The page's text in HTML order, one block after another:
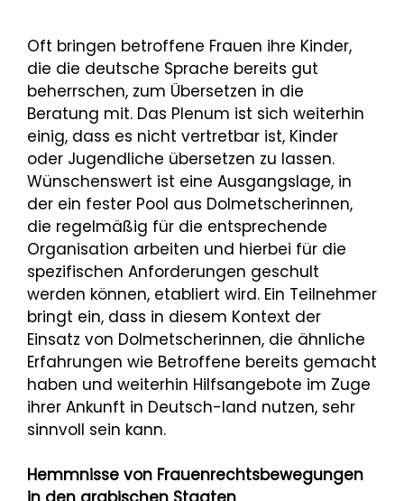
Oft bringen betroffene Frauen ihre Kinder,
die die deutsche Sprache bereits gut
beherrschen, zum Übersetzen in die
Beratung mit. Das Plenum ist sich weiterhin
einig, dass es nicht vertretbar ist, Kinder
oder Jugendliche übersetzen zu lassen.
Wünschenswert ist eine Ausgangslage, in
der ein fester Pool aus Dolmetscherinnen,
die regelmäßig für die entsprechende
Organisation arbeiten und hierbei für die
spezifischen Anforderungen geschult
werden können, etabliert wird. Ein Teilnehmer
bringt ein, dass in diesem Kontext der
Einsatz von Dolmetscherinnen, die ähnliche
Erfahrungen wie Betroffene bereits gemacht
haben und weiterhin Hilfsangebote im Zuge
ihrer Ankunft in Deutsch-land nutzen, sehr
sinnvoll sein kann.
Hemmnisse von Frauenrechtsbewegungen